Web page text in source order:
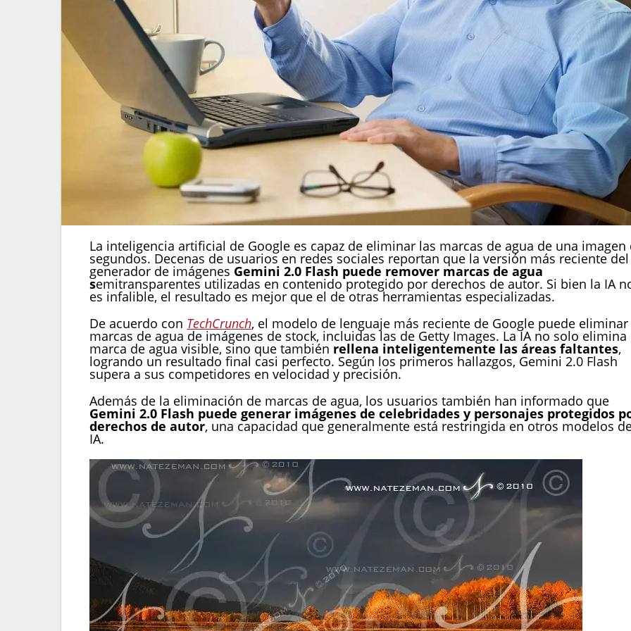
La inteligencia artificial de Google es capaz de eliminar las marcas de agua de una imagen
segundos. Decenas de usuarios en redes sociales reportan que la versión más reciente del
generador de imágenes Gemini 2.0 Flash puede remover marcas de agua
semitransparentes utilizadas en contenido protegido por derechos de autor. Si bien la IA
es infalible, el resultado es mejor que el de otras herramientas especializadas.
De acuerdo con TechCrunch, el modelo de lenguaje más reciente de Google puede eliminar
marcas de agua de imágenes de stock, incluidas las de Getty Images. La IA no solo elimina
marca de agua visible, sino que también rellena inteligentemente las áreas faltantes,
logrando un resultado final casi perfecto. Según los primeros hallazgos, Gemini 2.0 Flash
supera a sus competidores en velocidad y precisión.
Además de la eliminación de marcas de agua, los usuarios también han informado que
Gemini 2.0 Flash puede generar imágenes de celebridades y personajes protegidos
derechos de autor, una capacidad que generalmente está restringida en otros modelos
IA.